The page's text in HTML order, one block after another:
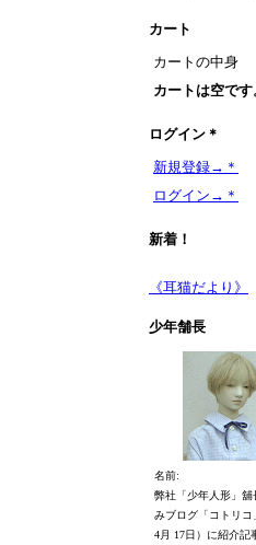
カート
カートの中身
カートは空です
ログイン＊
新規登録→＊
ログイン→＊
新着！
《耳猫だより》
少年舗長
名前:
弊社「少年人形」舖
みブログ「コトリコ
4月 17日）に紹介記